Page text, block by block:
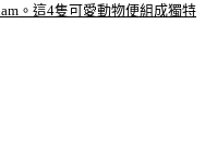
。這4隻可愛動物便組成獨特